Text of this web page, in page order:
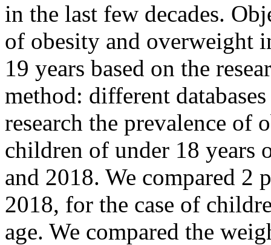
in the last few decades.
of obesity and overweight
19 years based on the
method: different
research the prevalence of
children of under 18 years
and 2018. We compared 2
2018, for the case of
age. We compared the